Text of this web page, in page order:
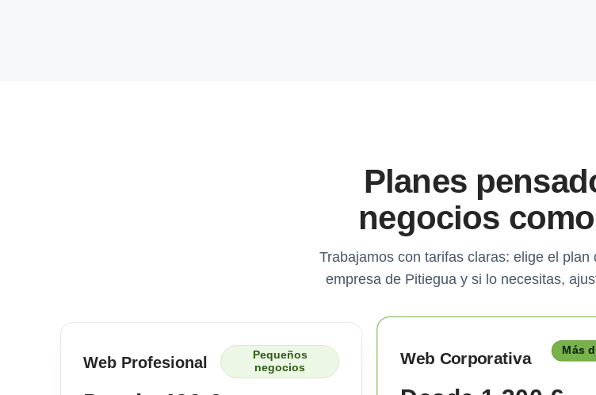
Planes
negocios
Trabajamos con tarifas claras: elige el plan
empresa de Pitiegua y si lo necesitas,
Web Profesional
Pequeños
negocios
Web Corporativa Más